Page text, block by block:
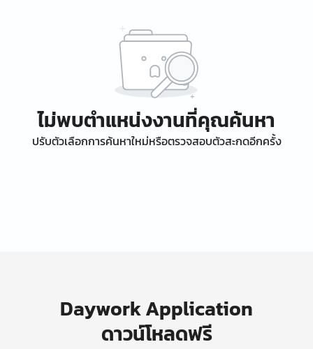
ไม่พบตำแหน่งงานที่คุณค้นหา
ปรับตัวเลือกการค้นหาใหม่หรือตรวจสอบตัวสะกดอีกครั้ง
Daywork Application
ดาวน์โหลดฟรี